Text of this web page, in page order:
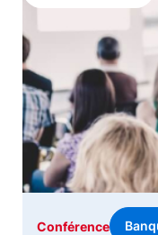
Conférence